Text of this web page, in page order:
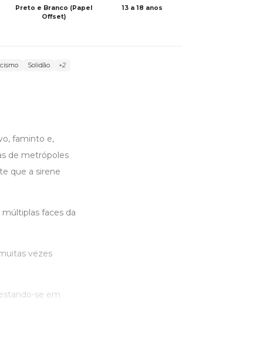
Preto e Branco (Papel
Offset)
13 a 18 anos
Solidão +2
faminto e,
de metrópoles
que a sirene
faces da
vezes
se em